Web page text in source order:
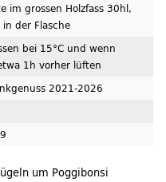
im grossen Holzfass 30hl,
in der Flasche
bei 15°C und wenn
1h vorher lüften
2021-2026
um Poggibonsi